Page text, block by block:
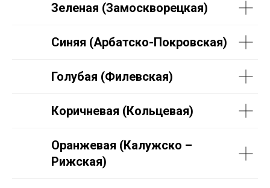
Зеленая (Замоскворецкая)
Синяя (Арбатско-Покровская)
Голубая (Филевская)
Коричневая (Кольцевая)
Оранжевая (Калужско –
Рижская)